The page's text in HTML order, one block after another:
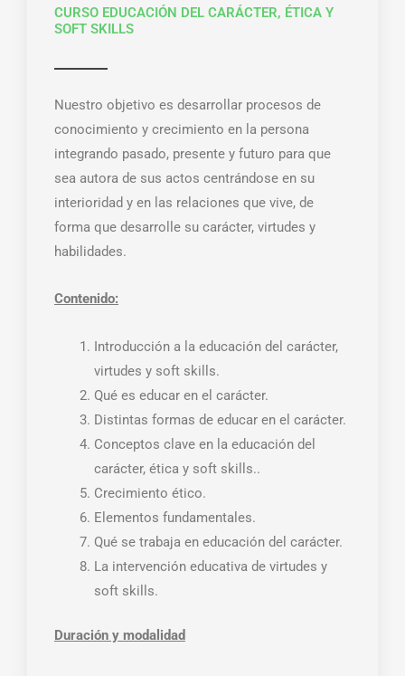
CURSO EDUCACIÓN DEL CARÁCTER, ÉTICA Y
SOFT SKILLS
Nuestro objetivo es desarrollar procesos de
conocimiento y crecimiento en la persona
integrando pasado, presente y futuro para que
sea autora de sus actos centrándose en su
interioridad y en las relaciones que vive, de
forma que desarrolle su carácter, virtudes y
habilidades.
Contenido:
Introducción a la educación del carácter,
virtudes y soft skills.
Qué es educar en el carácter.
Distintas formas de educar en el carácter.
Conceptos clave en la educación del
carácter, ética y soft skills..
Crecimiento ético.
Elementos fundamentales.
Qué se trabaja en educación del carácter.
La intervención educativa de virtudes y
soft skills.
Duración y modalidad